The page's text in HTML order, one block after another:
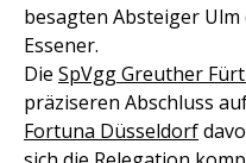
besagten Absteiger
Essener.
Die SpVgg Greuther
präziseren Abschluss
Fortuna Düsseldorf